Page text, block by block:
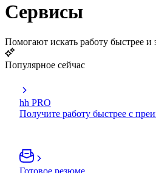
Сервисы
Помогают искать работу быстрее и
Популярное сейчас
hh PRO
Получите работу быстрее с
Готовое резюме